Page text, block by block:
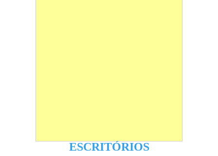
ESCRITÓRIOS